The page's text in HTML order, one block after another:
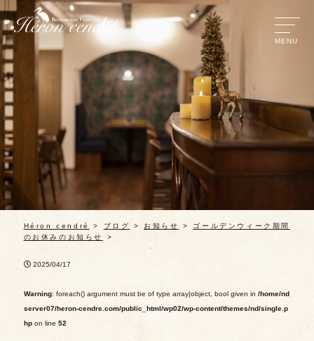
Héron cendré > ブログ > お知らせ > ゴールデンウィーク期間
のお休みのお知らせ
>
2025/04/17
Warning: foreach() argument must be of type array|object, bool given in /home/nd
server07/heron-cendre.com/public_html/wp02/wp-content/themes/nd/single.p
hpon line 52